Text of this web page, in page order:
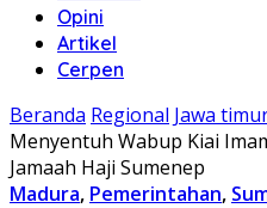
Opini
Artikel
Cerpen
Beranda Regional Jawa
Menyentuh Wabup Kiai
Jamaah Haji Sumenep
Madura, Pemerintahan,